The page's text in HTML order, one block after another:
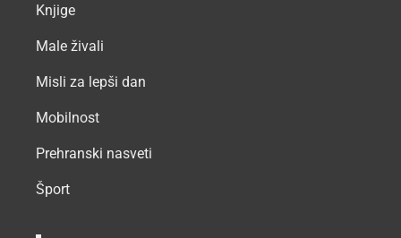
Knjige
Male živali
Misli za lepši dan
Mobilnost
Prehranski nasveti
Šport